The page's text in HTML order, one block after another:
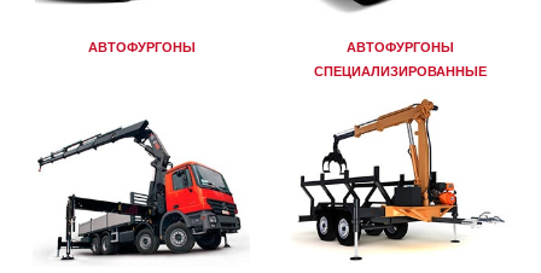
АВТОФУРГОНЫ
АВТОФУРГОНЫ
СПЕЦИАЛИЗИРОВАННЫЕ